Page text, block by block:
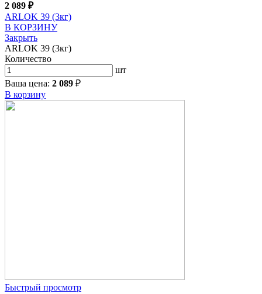
2 089 ₽
ARLOK 39 (3кг)
В КОРЗИНУ
Закрыть
ARLOK 39 (3кг)
Количество
шт
Ваша цена: 2 089 ₽
В корзину
Быстрый просмотр